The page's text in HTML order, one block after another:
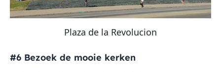
Plaza de la Revolucion
#6 Bezoek de mooie kerken